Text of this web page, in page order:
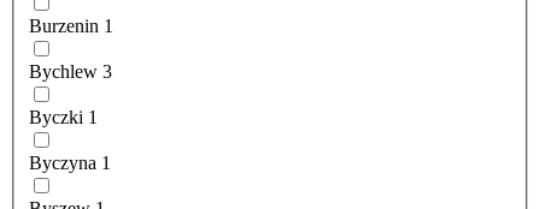
Burzenin 1
Bychlew 3
Byczki 1
Byczyna 1